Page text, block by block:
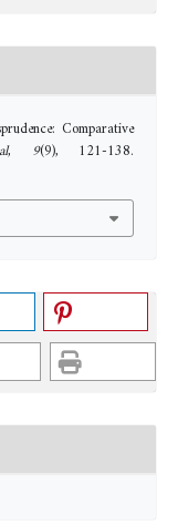
Comparative
, 9(9), 121-138.